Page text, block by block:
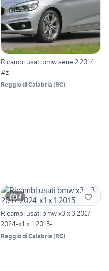
Ricambi usati bmw serie 2 2014
#z
Reggio di Calabria (RC)
4
Ricambi usati bmw x3 x 3 2017-
2024-x1 x 1 2015-
Reggio di Calabria (RC)